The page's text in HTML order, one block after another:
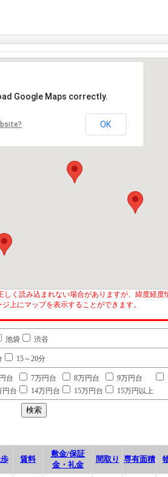
Google Maps correctly.
OK
く読み込まれない場合がありますが、緯度経度
上にマップを表示することができます。
池袋 渋谷
15～20分
台 7万円台 8万円台 9万円台
円台 14万円台 15万円台 15万円以上
賃料
敷金/保証
金・礼金
間取り 専有面積